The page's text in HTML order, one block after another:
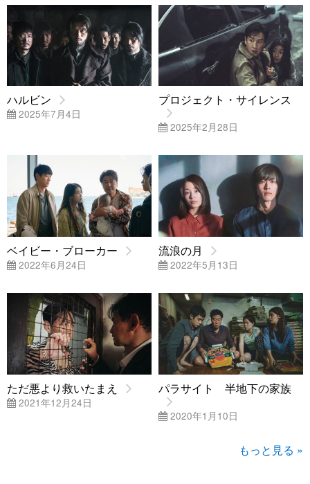
ハルビン
2025年7月4日
プロジェクト・サイレンス
2025年2月28日
ベイビー・ブローカー
2022年6月24日
流浪の月
2022年5月13日
ただ悪より救いたまえ
2021年12月24日
パラサイト 半地下の家族
2020年1月10日
もっと見る »